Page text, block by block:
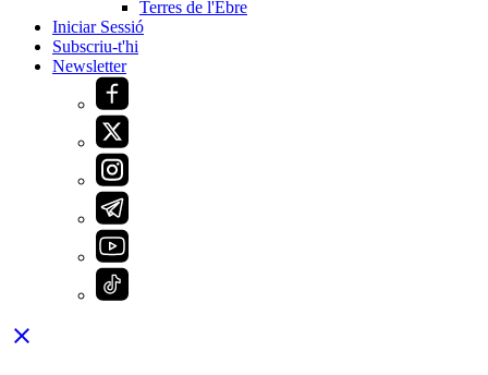
Terres de l'Ebre
Iniciar Sessió
Subscriu-t'hi
Newsletter
close